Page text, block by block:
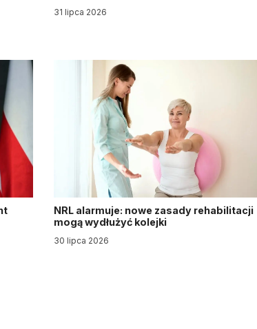
31 lipca 2026
NRL alarmuje: nowe zasady rehabilitacji
mogą wydłużyć kolejki
30 lipca 2026